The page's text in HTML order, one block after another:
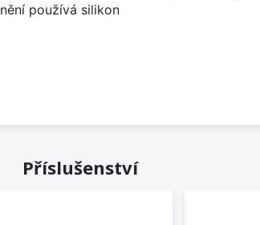
používá silikon
Příslušenství